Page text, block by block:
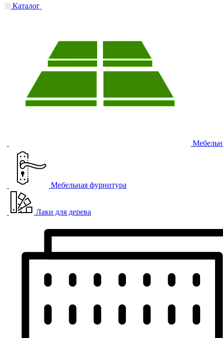
Каталог
Мебельная фурнитура
Лаки для дерева